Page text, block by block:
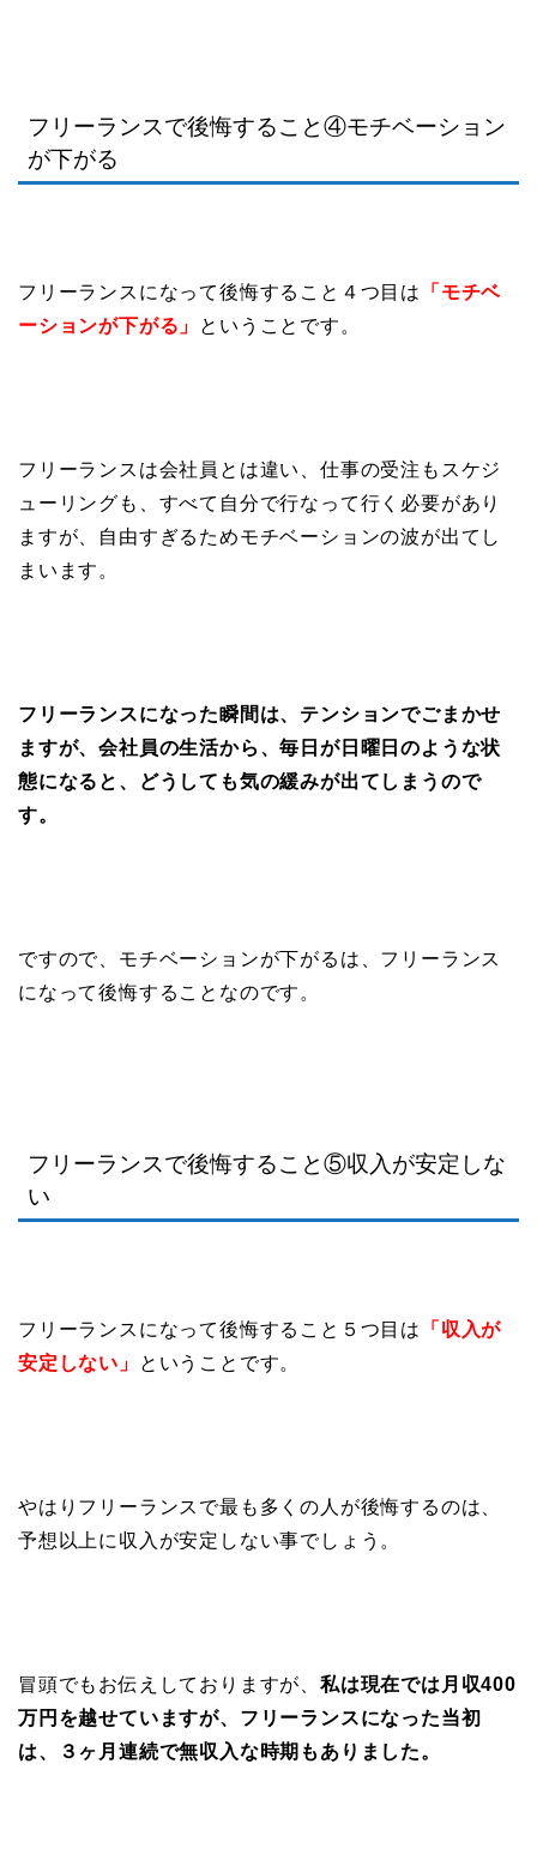
フリーランスで後悔すること④モチベーション
が下がる
フリーランスになって後悔すること４つ目は
「モチベ
ーションが下がる」
ということです。
フリーランスは会社員とは違い、仕事の受注もスケジ
ューリングも、すべて自分で行なって行く必要があり
ますが、自由すぎるためモチベーションの波が出てし
まいます。
フリーランスになった瞬間は、テンションでごまかせ
ますが、会社員の生活から、毎日が日曜日のような状
態になると、どうしても気の緩みが出てしまうので
す。
ですので、モチベーションが下がるは、フリーランス
になって後悔することなのです。
フリーランスで後悔すること⑤収入が安定しな
い
フリーランスになって後悔すること５つ目は
「収入が
安定しない」
ということです。
やはりフリーランスで最も多くの人が後悔するのは、
予想以上に収入が安定しない事でしょう。
冒頭でもお伝えしておりますが、 私は現在では月収400
万円を越せていますが、フリーランスになった当初
は、３ヶ月連続で無収入な時期もありました。